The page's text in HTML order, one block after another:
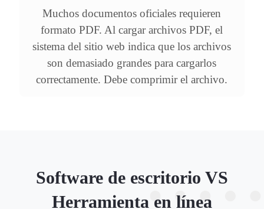
Muchos documentos oficiales requieren
formato PDF. Al cargar archivos PDF, el
sistema del sitio web indica que los archivos
son demasiado grandes para cargarlos
correctamente. Debe comprimir el archivo.
Software de escritorio VS
Herramienta en línea